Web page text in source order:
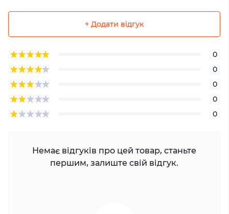
+ Додати відгук
0
0
0
0
0
Немає відгуків про цей товар, станьте
першим, залиште свій відгук.